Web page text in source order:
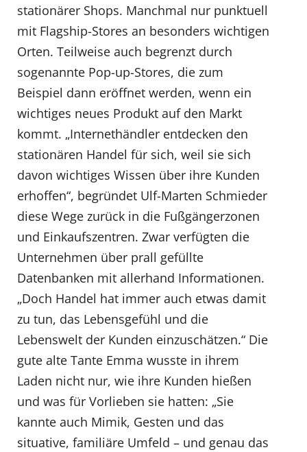
stationärer Shops. Manchmal nur punktuell
mit Flagship-Stores an besonders wichtigen
Orten. Teilweise auch begrenzt durch
sogenannte Pop-up-Stores, die zum
Beispiel dann eröffnet werden, wenn ein
wichtiges neues Produkt auf den Markt
kommt. „Internethändler entdecken den
stationären Handel für sich, weil sie sich
davon wichtiges Wissen über ihre Kunden
erhoffen“, begründet Ulf-Marten Schmieder
diese Wege zurück in die Fußgängerzonen
und Einkaufszentren. Zwar verfügten die
Unternehmen über prall gefüllte
Datenbanken mit allerhand Informationen.
„Doch Handel hat immer auch etwas damit
zu tun, das Lebensgefühl und die
Lebenswelt der Kunden einzuschätzen.“ Die
gute alte Tante Emma wusste in ihrem
Laden nicht nur, wie ihre Kunden hießen
und was für Vorlieben sie hatten: „Sie
kannte auch Mimik, Gesten und das
situative, familiäre Umfeld – und genau das